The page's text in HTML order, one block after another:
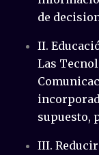
de
II.
Las
supuesto,
III.